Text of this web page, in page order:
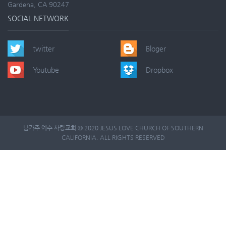
Gardena, CA 90247
SOCIAL NETWORK
twitter
Youtube
Bloger
Dropbox
남가주 예수 사랑교회 © 2020 JESUS LOVE CHURCH OF SOUTHERN
CALIFORNIA. ALL RIGHTS RESERVED